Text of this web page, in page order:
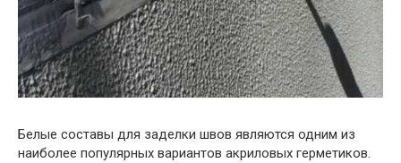
Белые составы для заделки швов являются одним из
наиболее популярных вариантов акриловых герметиков.